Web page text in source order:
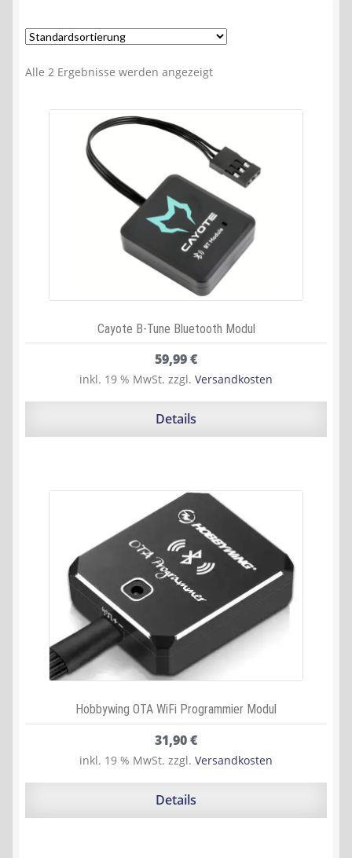
Alle 2 Ergebnisse werden angezeigt
Cayote B-Tune Bluetooth Modul
59,99€
inkl. 19 % MwSt. zzgl. Versandkosten
Details
Hobbywing OTA WiFi Programmier Modul
31,90€
inkl. 19 % MwSt. zzgl. Versandkosten
Details